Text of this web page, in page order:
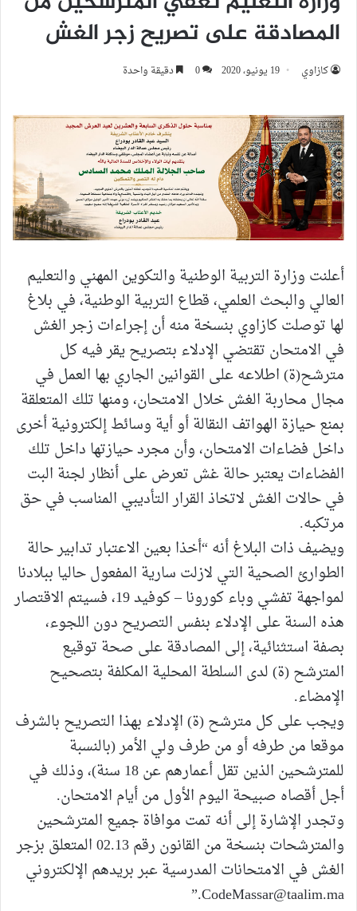
المصادقة على تصريح زجر الغش
كازاوي 19 يونيو، 2020 0 دقيقة واحدة
أعلنت وزارة التربية الوطنية والتكوين المهني والتعليم
العالي والبحث العلمي، قطاع التربية الوطنية، في بلاغ
لها توصلت كازاوي بنسخة منه أن إجراءات زجر الغش
في الامتحان تقتضي الإدلاء بتصريح يقر فيه كل
مترشح(ة) اطلاعه على القوانين الجاري بها العمل في
مجال محاربة الغش خلال الامتحان، ومنها تلك المتعلقة
بمنع حيازة الهواتف النقالة أو أية وسائط إلكترونية أخرى
داخل فضاءات الامتحان، وأن مجرد حيازتها داخل تلك
الفضاءات يعتبر حالة غش تعرض على أنظار لجنة البت
في حالات الغش لاتخاذ القرار التأديبي المناسب في حق
مرتكبه.
ويضيف ذات البلاغ أنه “أخذا بعين الاعتبار تدابير حالة
الطوارئ الصحية التي لازلت سارية المفعول حاليا ببلادنا
لمواجهة تفشي وباء كورونا – كوفيد 19، فسيتم الاقتصار
هذه السنة على الإدلاء بنفس التصريح دون اللجوء،
بصفة استثنائية، إلى المصادقة على صحة توقيع
المترشح (ة) لدى السلطة المحلية المكلفة بتصحيح
الإمضاء.
ويجب على كل مترشح (ة) الإدلاء بهذا التصريح بالشرف
موقعا من طرفه أو من طرف ولي الأمر (بالنسبة
للمترشحين الذين تقل أعمارهم عن 18 سنة)، وذلك في
أجل أقصاه صبيحة اليوم الأول من أيام الامتحان.
وتجدر الإشارة إلى أنه تمت موافاة جميع المترشحين
والمترشحات بنسخة من القانون رقم 02.13 المتعلق بزجر
الغش في الامتحانات المدرسية عبر بريدهم الإلكتروني
CodeMassar@taalim.ma
.”